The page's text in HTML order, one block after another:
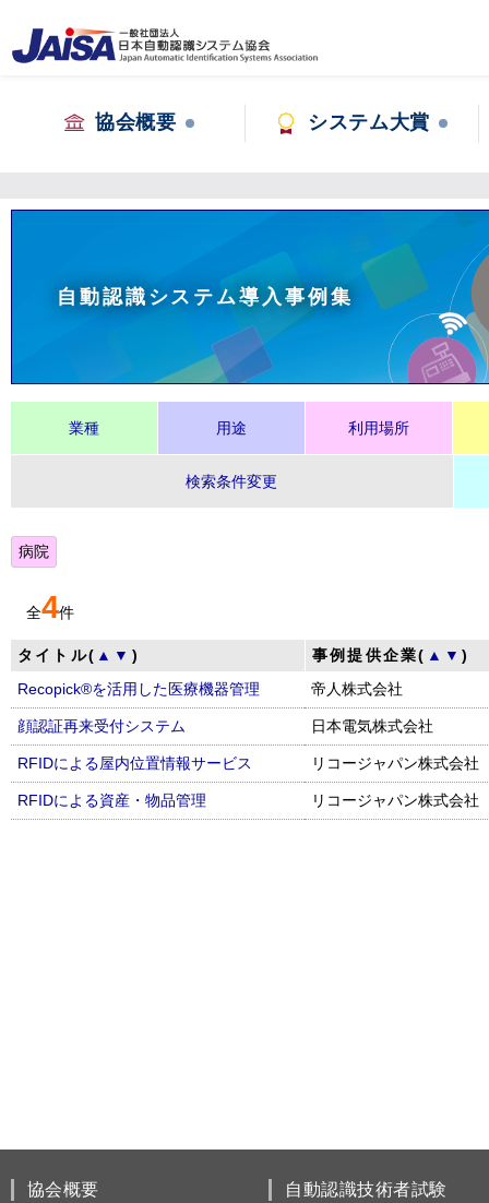
協会概要 システム大賞
自動認識システム導入事例集
業種 用途 利用場所
検索条件変更
病院
全4件
タイトル( ▲ ▼ ) 事例提供企業( ▲ ▼)
Recopick®を活用した医療機器管理
帝人株式会社
顔認証再来受付システム 日本電気株式会社
RFIDによる屋内位置情報サービス リコージャパン株式会社
RFIDによる資産・物品管理 リコージャパン株式会社
協会概要 自動認識技術者試験